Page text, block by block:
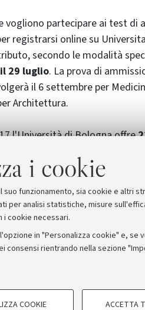
i cookie
funzionamento, sia cookie e altri
per analisi statistiche, misure
i cookie necessari.
in "Personalizza cookie" e,
rientrando nella sezione
COOKIE ACCETTA
vogliono partecipare ai test di
registrarsi online su
secondo le modalità
29 luglio. La prova di
il 6 settembre per
Architettura.
l'Università di Bologna offre
di Ateneo, indirizzando
stampa
- Università di Bologna